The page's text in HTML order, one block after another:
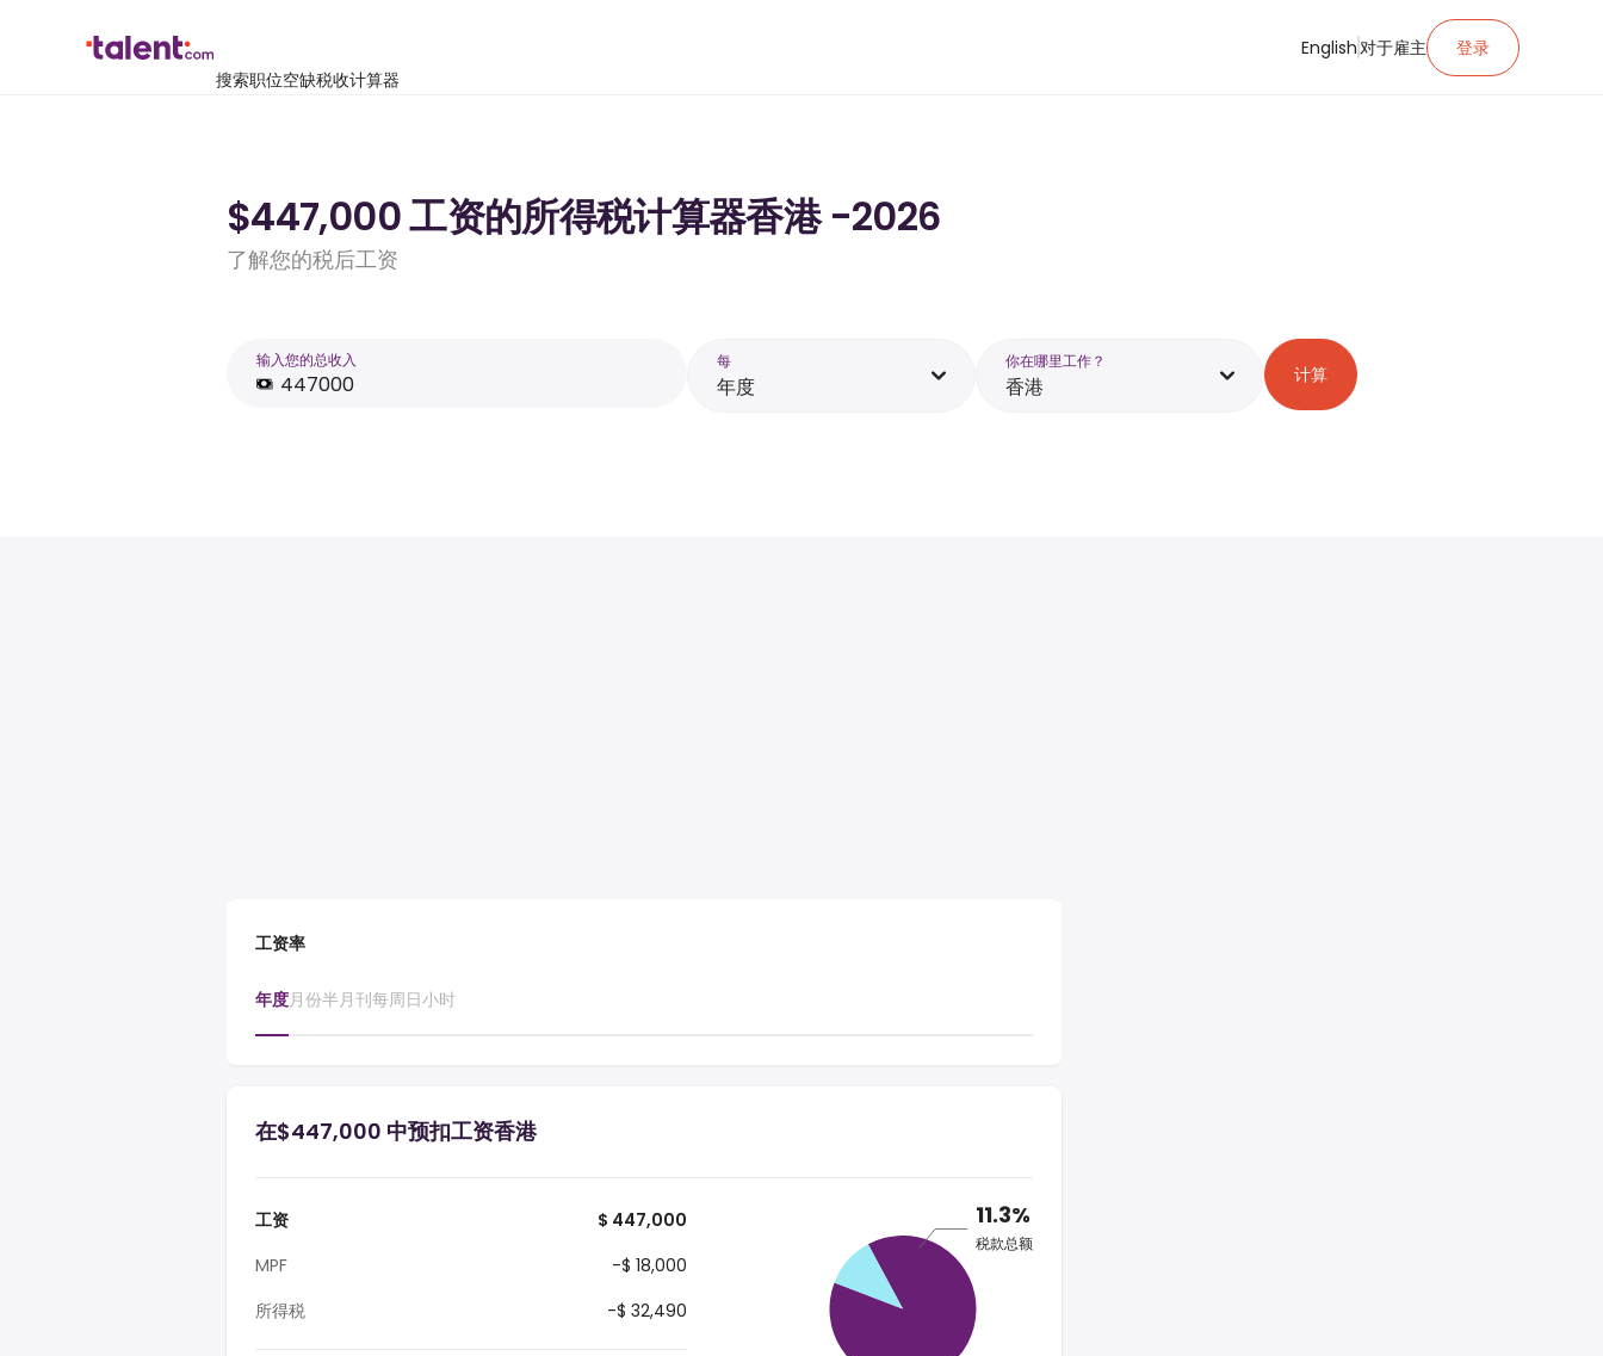
搜索职位空缺税收计算器
English对于雇主 登录
$447,000 工资的所得税计算器香港 -2026
了解您的税后工资
输入您的总收入 每
年度
你在哪里工作？
香港 计算
工资率
年度月份半月刊每周日小时
在$447,000 中预扣工资香港
工资
$ 447,000
MPF
-$ 18,000
所得税
-$ 32,490
11.3%
税款总额